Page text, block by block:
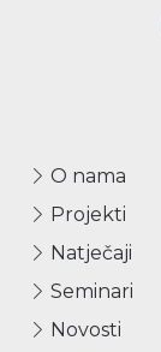
O nama
Projekti
Natječaji
Seminari
Novosti